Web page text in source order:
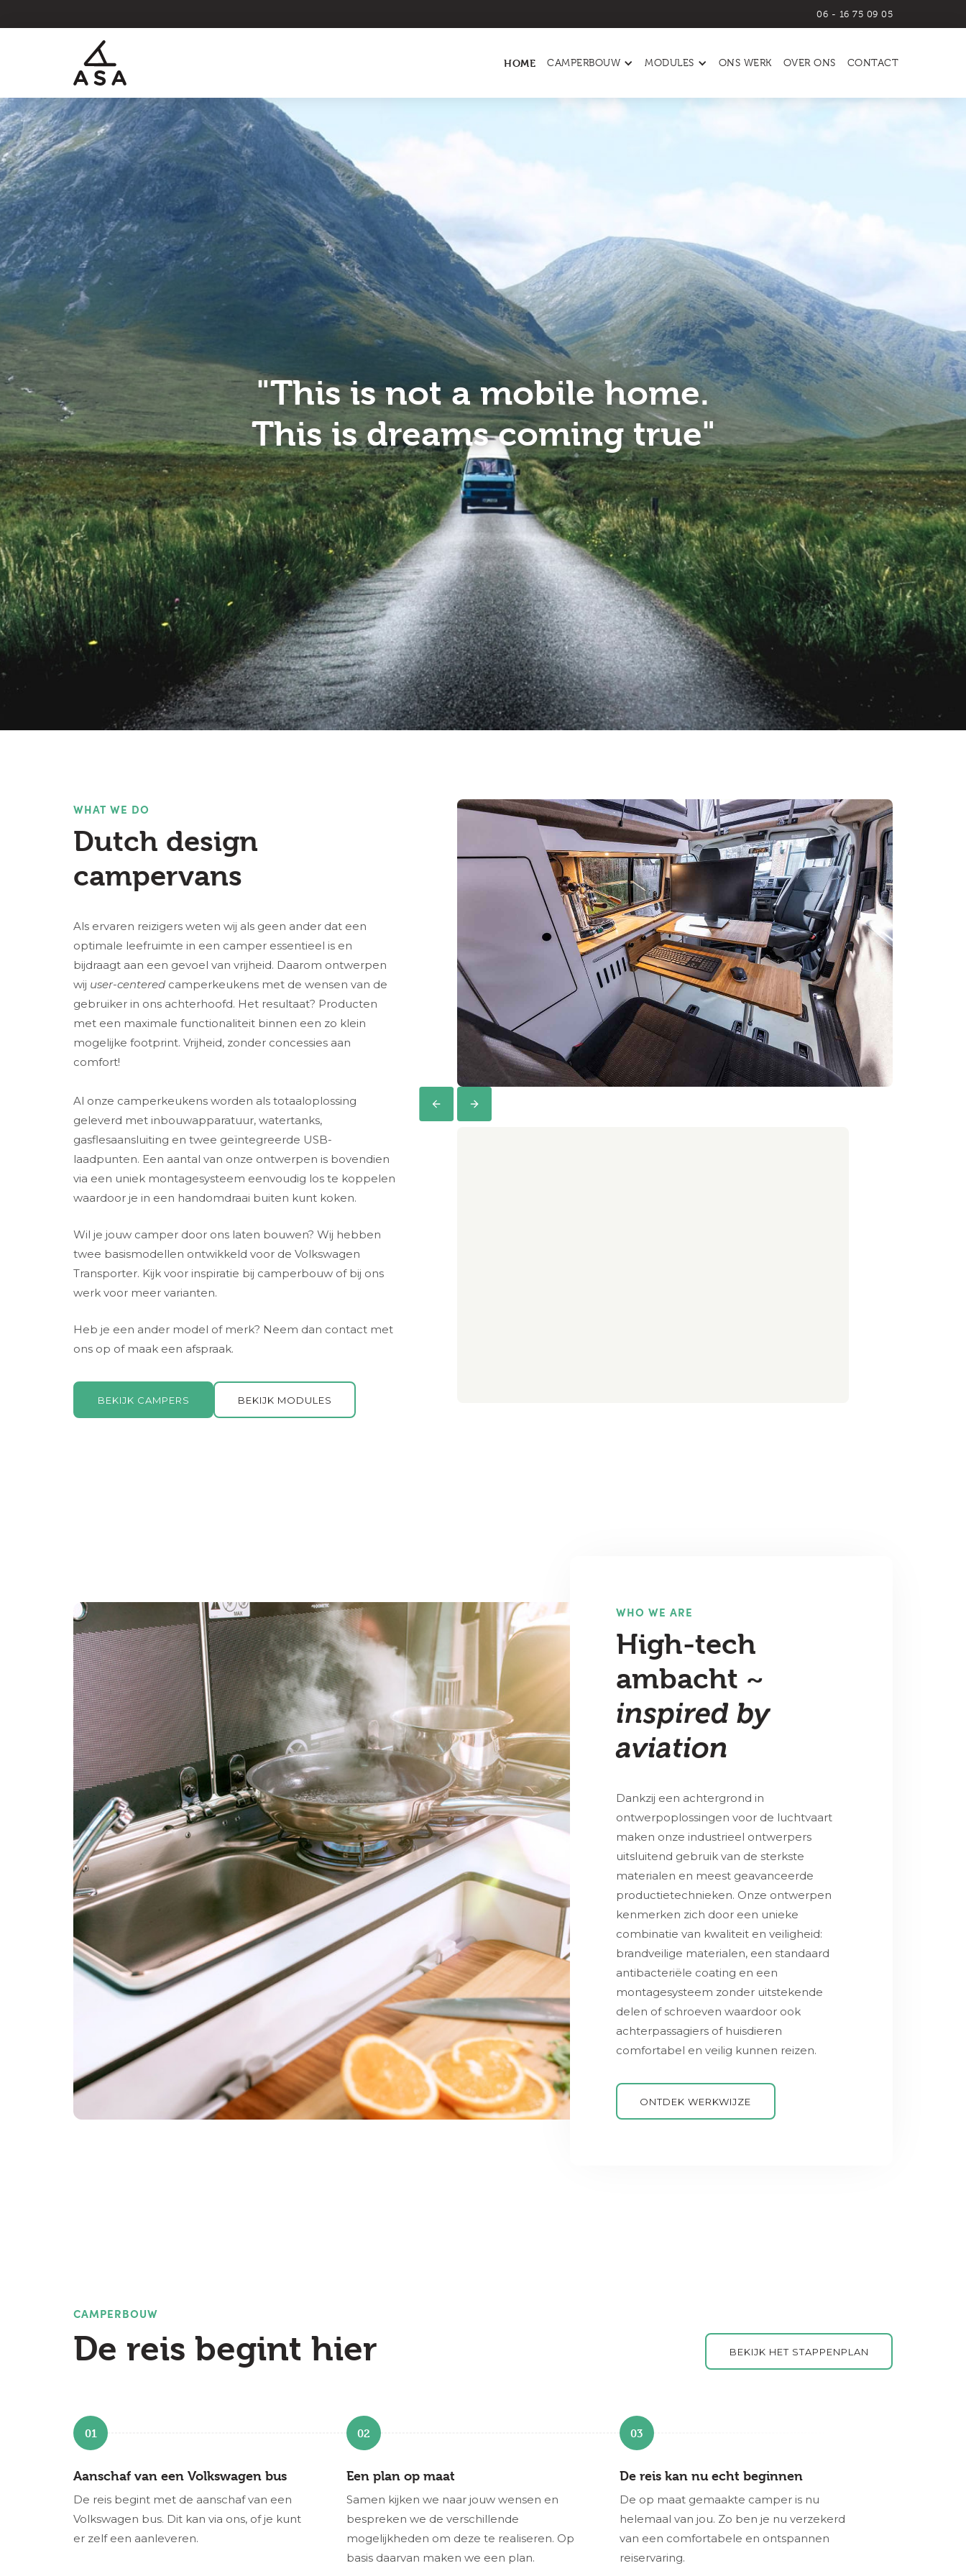
06 - 16 75 09 05
HOME CAMPERBOUW MODULES ONS WERK OVER ONS CONTACT
"This is not a mobile home.
This is dreams coming true"
WHAT WE DO
Dutch design
campervans
Als ervaren reizigers weten wij als geen ander dat een
optimale leefruimte in een camper essentieel is en
bijdraagt aan een gevoel van vrijheid. Daarom ontwerpen
wij user-centered camperkeukens met de wensen van de
gebruiker in ons achterhoofd. Het resultaat? Producten
met een maximale functionaliteit binnen een zo klein
mogelijke footprint. Vrijheid, zonder concessies aan
comfort!
Al onze camperkeukens worden als totaaloplossing
geleverd met inbouwapparatuur, watertanks,
gasflesaansluiting en twee geïntegreerde USB-
laadpunten. Een aantal van onze ontwerpen is bovendien
via een uniek montagesysteem eenvoudig los te koppelen
waardoor je in een handomdraai buiten kunt koken.
Wil je jouw camper door ons laten bouwen? Wij hebben
twee basismodellen ontwikkeld voor de Volkswagen
Transporter. Kijk voor inspiratie bij camperbouw of bij ons
werk voor meer varianten.
Heb je een ander model of merk? Neem dan contact met
ons op of maak een afspraak.
BEKIJK CAMPERS BEKIJK MODULES
WHO WE ARE
High-tech
ambacht ~
inspired by
aviation
Dankzij een achtergrond in
ontwerpoplossingen voor de luchtvaart
maken onze industrieel ontwerpers
uitsluitend gebruik van de sterkste
materialen en meest geavanceerde
productietechnieken. Onze ontwerpen
kenmerken zich door een unieke
combinatie van kwaliteit en veiligheid:
brandveilige materialen, een standaard
antibacteriële coating en een
montagesysteem zonder uitstekende
delen of schroeven waardoor ook
achterpassagiers of huisdieren
comfortabel en veilig kunnen reizen.
ONTDEK WERKWIJZE
CAMPERBOUW
De reis begint hier BEKIJK HET STAPPENPLAN
01
Aanschaf van een Volkswagen bus
De reis begint met de aanschaf van een
Volkswagen bus. Dit kan via ons, of je kunt
er zelf een aanleveren.
02
Een plan op maat
Samen kijken we naar jouw wensen en
bespreken we de verschillende
mogelijkheden om deze te realiseren. Op
basis daarvan maken we een plan.
03
De reis kan nu echt beginnen
De op maat gemaakte camper is nu
helemaal van jou. Zo ben je nu verzekerd
van een comfortabele en ontspannen
reiservaring.